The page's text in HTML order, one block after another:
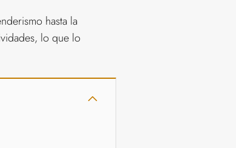
hasta la
lo que lo